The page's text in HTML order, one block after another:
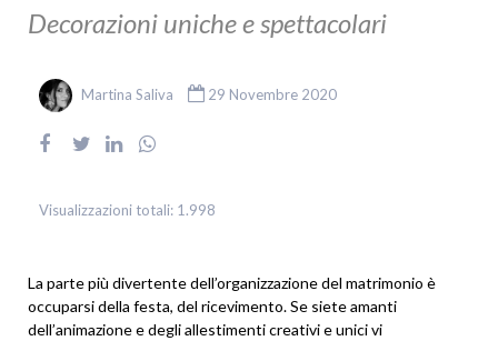
Decorazioni uniche e spettacolari
Martina Saliva 29 Novembre 2020
Visualizzazioni totali: 1.998
La parte più divertente dell’organizzazione del matrimonio è
occuparsi della festa, del ricevimento. Se siete amanti
dell’animazione e degli allestimenti creativi e unici vi